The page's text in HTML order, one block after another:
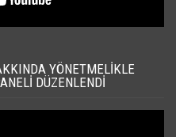
YÖNETMELIKLE
DÜZENLENDI